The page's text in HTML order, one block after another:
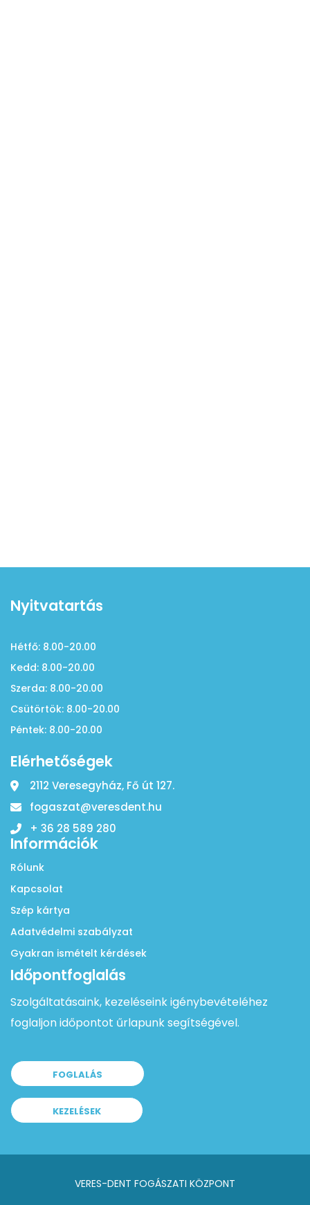
Nyitvatartás
Hétfő: 8.00-20.00
Kedd: 8.00-20.00
Szerda: 8.00-20.00
Csütörtök: 8.00-20.00
Péntek: 8.00-20.00
Elérhetőségek
2112 Veresegyház, Fő út 127.
fogaszat@veresdent.hu
+ 36 28 589 280
Információk
Rólunk
Kapcsolat
Szép kártya
Adatvédelmi szabályzat
Gyakran ismételt kérdések
Időpontfoglalás
Szolgáltatásaink, kezeléseink igénybevételéhez
foglaljon időpontot űrlapunk segítségével.
FOGLALÁS
KEZELÉSEK
VERES-DENT FOGÁSZATI KÖZPONT